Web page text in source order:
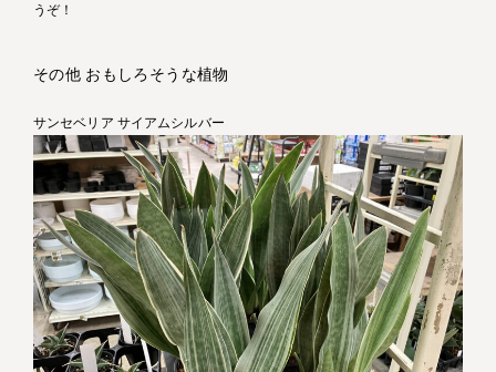
うぞ！
その他 おもしろそうな植物
サンセベリア サイアムシルバー